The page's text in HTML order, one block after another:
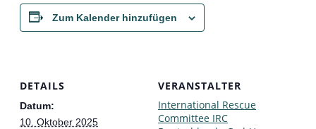
Zum Kalender hinzufügen
DETAILS
Datum:
10. Oktober 2025
VERANSTALTER
International Rescue
Committee IRC